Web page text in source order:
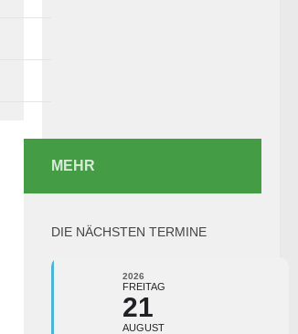
MEHR
DIE NÄCHSTEN TERMINE
2026
FREITAG
21
AUGUST